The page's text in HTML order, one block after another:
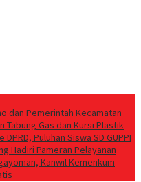
dan Pemerintah Kecamatan
Tabung Gas dan Kursi Plastik
DPRD, Puluhan Siswa SD GUPPI
Hadiri Pameran Pelayanan
Kanwil Kemenkum